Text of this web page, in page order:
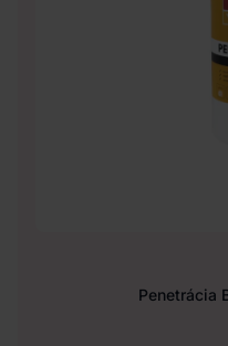
Penetrácia